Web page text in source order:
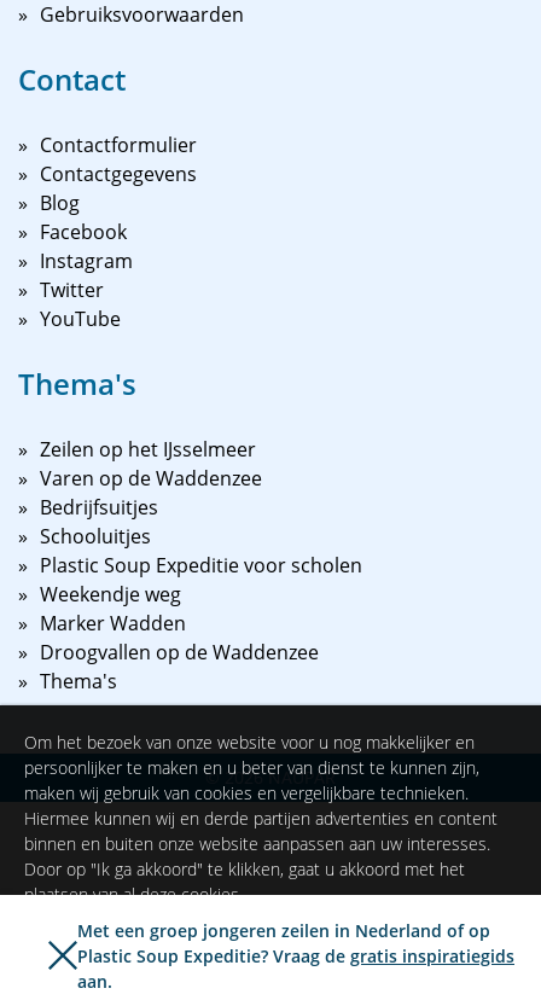
Gebruiksvoorwaarden
Contact
Contactformulier
Contactgegevens
Blog
Facebook
Instagram
Twitter
YouTube
Thema's
Zeilen op het IJsselmeer
Varen op de Waddenzee
Bedrijfsuitjes
Schooluitjes
Plastic Soup Expeditie voor scholen
Weekendje weg
Marker Wadden
Droogvallen op de Waddenzee
Thema's
© 2026NAUPAR
Met een groep jongeren zeilen in Nederland of op
Plastic Soup Expeditie? Vraag de gratis inspiratiegids
aan.
Om het bezoek van onze website voor u nog makkelijker en
persoonlijker te maken en u beter van dienst te kunnen zijn,
maken wij gebruik van cookies en vergelijkbare technieken.
Hiermee kunnen wij en derde partijen advertenties en content
binnen en buiten onze website aanpassen aan uw interesses.
Door op "Ik ga akkoord" te klikken, gaat u akkoord met het
plaatsen van al deze cookies.
Ik ga akkoord Instellingen